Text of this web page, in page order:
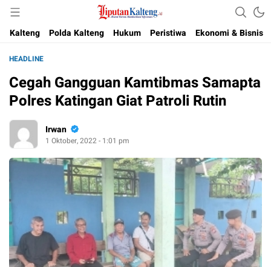
Liputan Kalteng
Akurat, Terpercaya & Independent
Kalteng
Polda Kalteng Hukum Peristiwa Ekonomi & Bisnis
HEADLINE
Cegah Gangguan Kamtibmas Samapta
Polres Katingan Giat Patroli Rutin
Irwan
1 Oktober, 2022 - 1:01 pm